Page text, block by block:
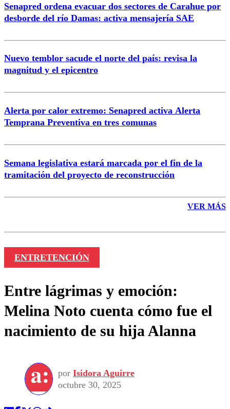
Correo
Senapred ordena evacuar dos sectores de Carahue por
desborde del río Damas: activa mensajería SAE
Nuevo temblor sacude el norte del país: revisa la
magnitud y el epicentro
Alerta por calor extremo: Senapred activa Alerta
Temprana Preventiva en tres comunas
Semana legislativa estará marcada por el fin de la
tramitación del proyecto de reconstrucción
VER MÁS
ENTRETENCIÓN
Entre lágrimas y emoción:
Melina Noto cuenta cómo fue el
nacimiento de su hija Alanna
por Isidora Aguirre
octubre 30, 2025